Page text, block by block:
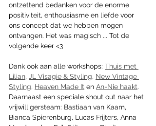
ontzettend bedanken voor de enorme
positiviteit, enthousiasme en liefde voor
ons concept dat we hebben mogen
ontvangen. Het was magisch ... Tot de
volgende keer <3
Dank ook aan alle workshops: Thuis met
Lilian, JL Visagie & Styling, New Vintage
Styling, Heaven Made It en An-Nie haakt.
Daarnaast een speciale shout out naar het
vrijwilligersteam: Bastiaan van Kaam,
Bianca Spierenburg, Lucas Frijters, Anna